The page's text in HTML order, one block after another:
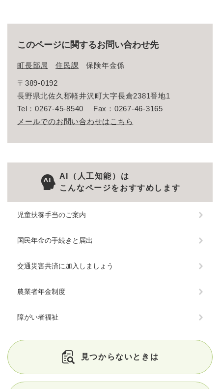
このページに関するお問い合わせ先
町長部局 住民課 保険年金係
〒389-0192
長野県北佐久郡軽井沢町大字長倉2381番地1
Tel：0267-45-8540
Fax：0267-46-3165
メールでのお問い合わせはこちら
AI（人工知能）は
こんなページをおすすめします
児童扶養手当のご案内
国民年金の手続きと届出
交通災害共済に加入しましょう
農業者年金制度
障がい者福祉
見つからないときは